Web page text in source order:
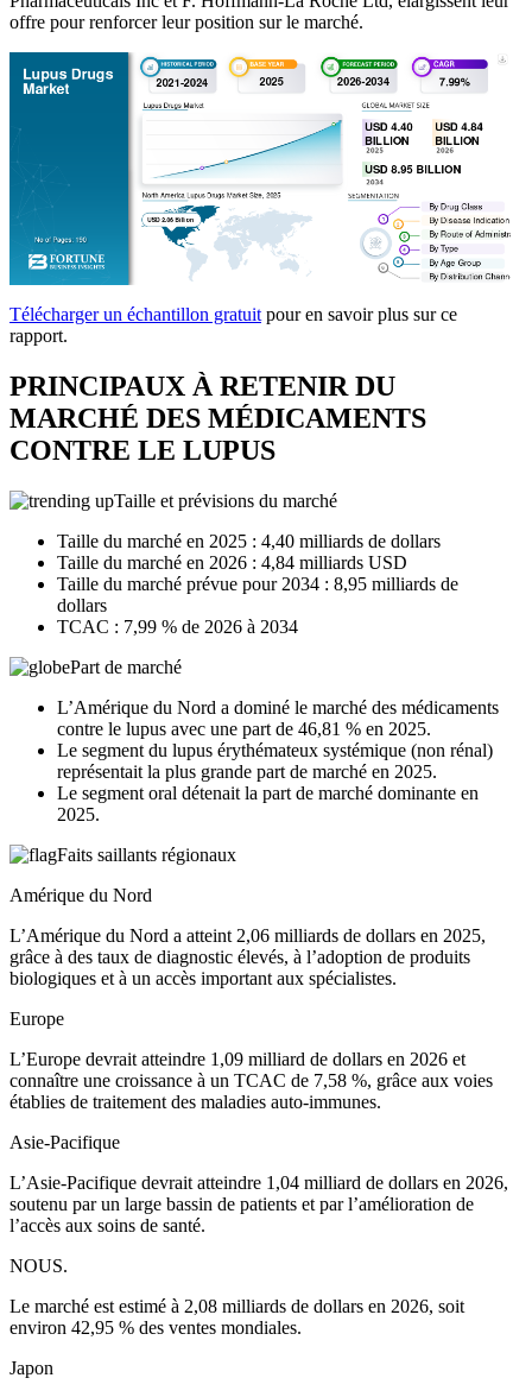
offre pour renforcer leur position sur le marché.
Télécharger un échantillon gratuit pour en savoir plus sur ce
rapport.
PRINCIPAUX À RETENIR DU
MARCHÉ DES MÉDICAMENTS
CONTRE LE LUPUS
Taille et prévisions du marché
Taille du marché en 2025 : 4,40 milliards de dollars
Taille du marché en 2026 : 4,84 milliards USD
Taille du marché prévue pour 2034 : 8,95 milliards de
dollars
TCAC : 7,99 % de 2026 à 2034
Part de marché
L’Amérique du Nord a dominé le marché des médicaments
contre le lupus avec une part de 46,81 % en 2025.
Le segment du lupus érythémateux systémique (non rénal)
représentait la plus grande part de marché en 2025.
Le segment oral détenait la part de marché dominante en
2025.
Faits saillants régionaux
Amérique du Nord
L’Amérique du Nord a atteint 2,06 milliards de dollars en 2025,
grâce à des taux de diagnostic élevés, à l’adoption de produits
biologiques et à un accès important aux spécialistes.
Europe
L’Europe devrait atteindre 1,09 milliard de dollars en 2026 et
connaître une croissance à un TCAC de 7,58 %, grâce aux voies
établies de traitement des maladies auto-immunes.
Asie-Pacifique
L’Asie-Pacifique devrait atteindre 1,04 milliard de dollars en 2026,
soutenu par un large bassin de patients et par l’amélioration de
l’accès aux soins de santé.
NOUS.
Le marché est estimé à 2,08 milliards de dollars en 2026, soit
environ 42,95 % des ventes mondiales.
Japon